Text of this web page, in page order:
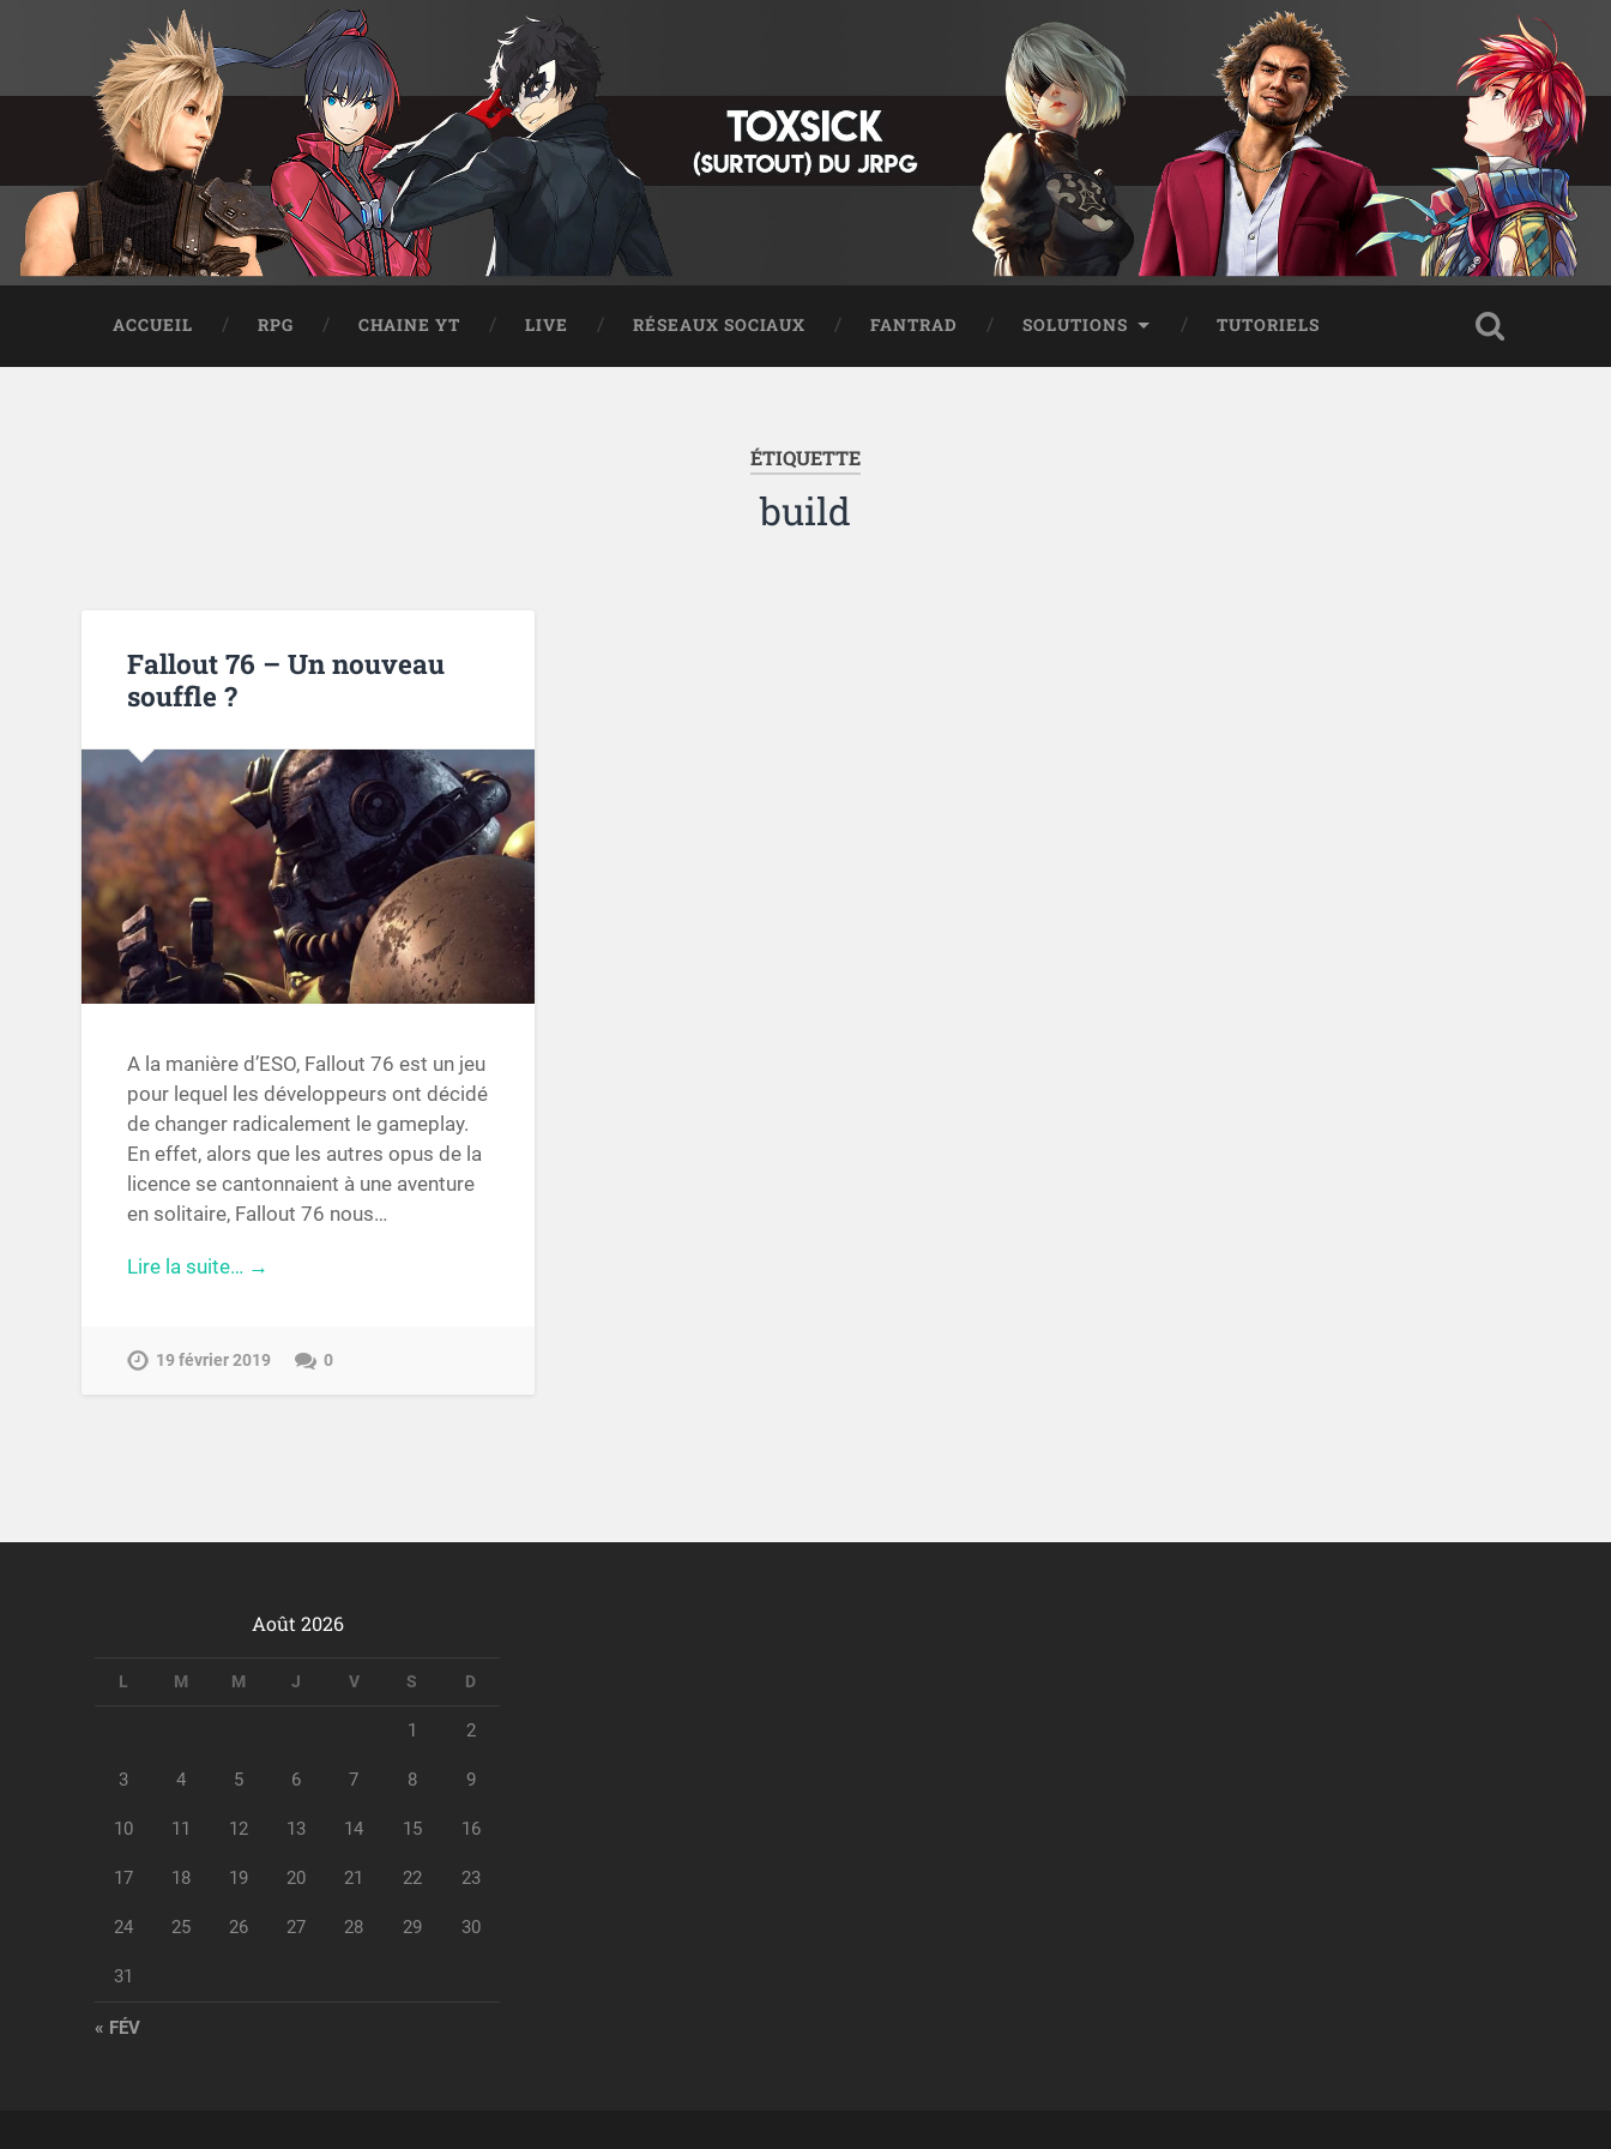
ACCUEIL RPG CHAINE YT LIVE RÉSEAUX SOCIAUX FANTRAD SOLUTIONS TUTORIELS
ÉTIQUETTE
build
Fallout 76 – Un nouveau
souffle ?
A la manière d’ESO, Fallout 76 est un jeu
pour lequel les développeurs ont décidé
de changer radicalement le gameplay.
En effet, alors que les autres opus de la
licence se cantonnaient à une aventure
en solitaire, Fallout 76 nous…
Lire la suite… →
19 février 2019 0
Août 2026
L M M J V S D
1 2
3 4 5 6 7 8 9
10 11 12 13 14 15 16
17 18 19 20 21 22 23
24 25 26 27 28 29 30
31
« FÉV